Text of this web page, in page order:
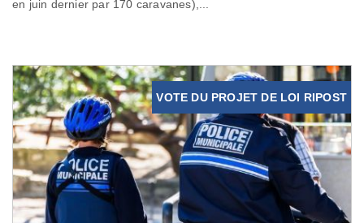
en juin dernier par 170 caravanes),...
VOTE DU PROJET DE LOI RIPOST